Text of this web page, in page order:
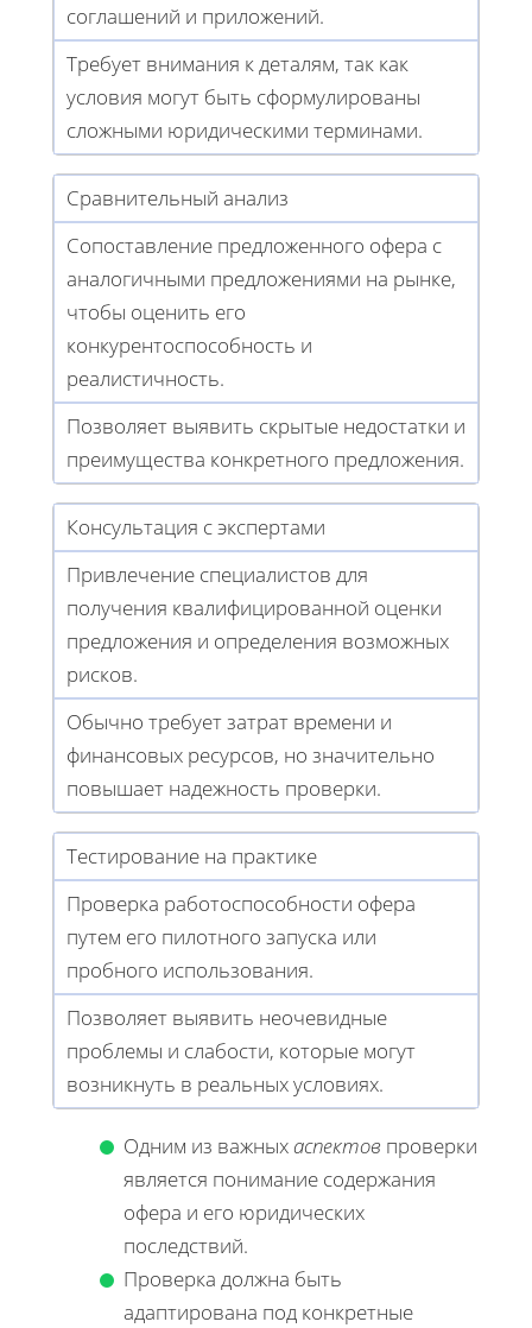
соглашений и приложений.
Требует внимания к деталям, так как
условия могут быть сформулированы
сложными юридическими терминами.
Сравнительный анализ
Сопоставление предложенного офера с
аналогичными предложениями на рынке,
чтобы оценить его
конкурентоспособность и
реалистичность.
Позволяет выявить скрытые недостатки и
преимущества конкретного предложения.
Консультация с экспертами
Привлечение специалистов для
получения квалифицированной оценки
предложения и определения возможных
рисков.
Обычно требует затрат времени и
финансовых ресурсов, но значительно
повышает надежность проверки.
Тестирование на практике
Проверка работоспособности офера
путем его пилотного запуска или
пробного использования.
Позволяет выявить неочевидные
проблемы и слабости, которые могут
возникнуть в реальных условиях.
Одним из важных аспектов проверки
является понимание содержания
офера и его юридических
последствий.
Проверка должна быть
адаптирована под конкретные